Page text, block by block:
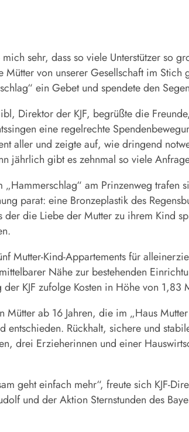
sehr, dass so viele Unterstützer so
Mütter von unserer Gesellschaft im
ein Gebet und spendete den
Direktor der KJF, begrüßte die
eine regelrechte
aller und zeigte auf, wie dringend
jährlich gibt es zehnmal so viele
„Hammerschlag“ am Prinzenweg trafen
parat: eine Bronzeplastik des
der die Liebe der Mutter zu ihrem Kind
Mutter-Kind-Appartements für
Nähe zur bestehenden
der KJF zufolge Kosten in Höhe von
Mütter ab 16 Jahren, die im „Haus
entschieden. Rückhalt, sichere und
drei Erzieherinnen und einer
geht einfach mehr“, freute sich KJF-
und der Aktion Sternstunden des